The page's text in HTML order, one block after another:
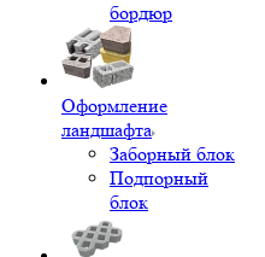
бордюр
Оформление
ландшафта
Заборный блок
Подпорный
блок